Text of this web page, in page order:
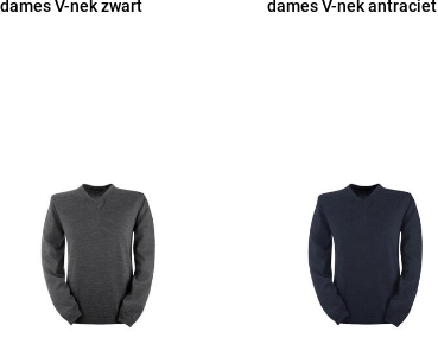
dames V-nek zwart
dames V-nek antraciet